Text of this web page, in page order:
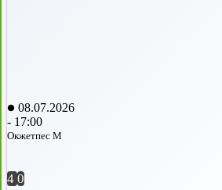
08.07.2026
- 17:00
Окжетпес М
4 0